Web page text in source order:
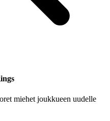
miehet joukkueen uudelle